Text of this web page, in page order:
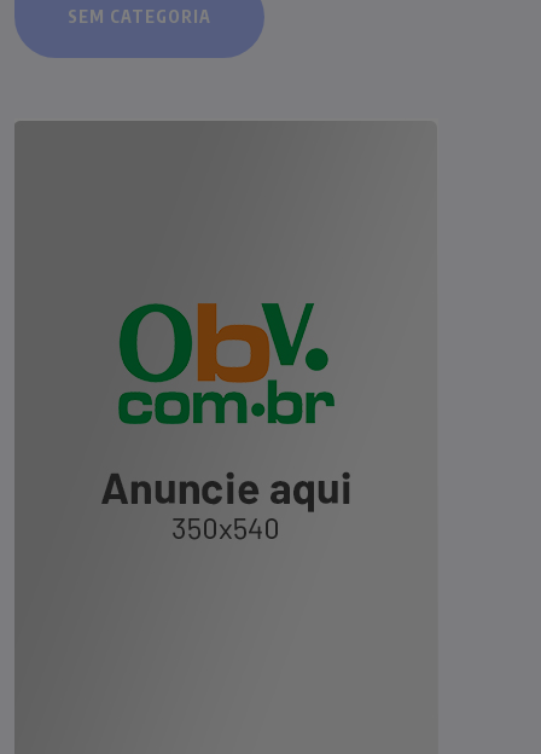
SEM CATEGORIA